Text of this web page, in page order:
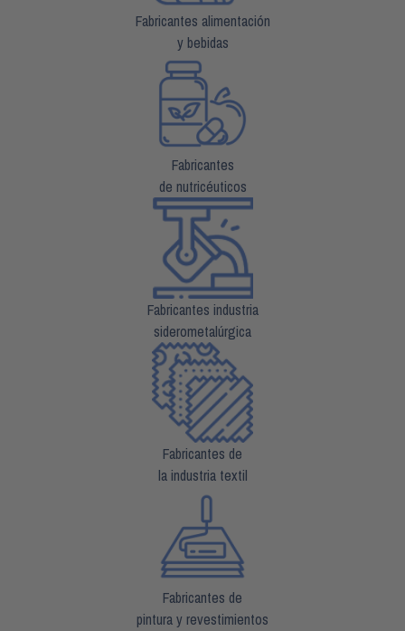
Fabricantes alimentación
y bebidas
Fabricantes
de nutricéuticos
Fabricantes industria
siderometalúrgica
Fabricantes de
la industria textil
Fabricantes de
pintura y revestimientos